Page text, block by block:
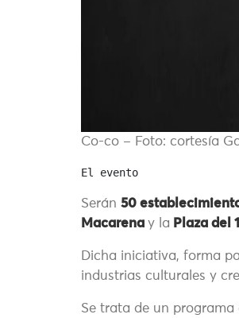
Co-co – Foto: cortesía
El evento
Serán 50
Macarena y la Plaza del
Dicha iniciativa, forma
industrias culturales y
Se trata de un